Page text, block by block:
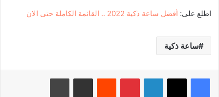
اطلع على: أفضل ساعة ذكية 2022 .. القائمة الكاملة حتى الان
ساعة ذكية
لينكدإن بينتيريست